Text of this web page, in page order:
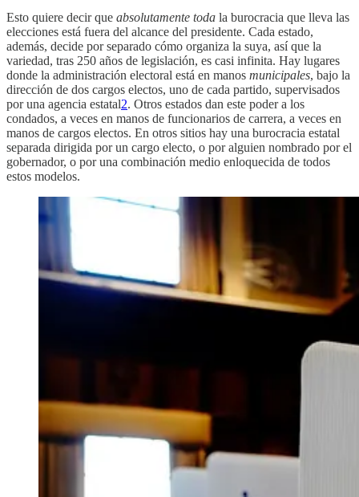
Esto quiere decir que absolutamente toda la burocracia que lleva las
elecciones está fuera del alcance del presidente. Cada estado,
además, decide por separado cómo organiza la suya, así que la
variedad, tras 250 años de legislación, es casi infinita. Hay lugares
donde la administración electoral está en manos municipales, bajo la
dirección de dos cargos electos, uno de cada partido, supervisados
por una agencia estatal2. Otros estados dan este poder a los
condados, a veces en manos de funcionarios de carrera, a veces en
manos de cargos electos. En otros sitios hay una burocracia estatal
separada dirigida por un cargo electo, o por alguien nombrado por el
gobernador, o por una combinación medio enloquecida de todos
estos modelos.